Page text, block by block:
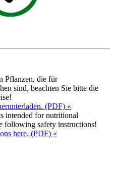
Pflanzen, die für
sind, beachten Sie bitte die
(PDF) «
intended for nutritional
following safety instructions!
here. (PDF) «